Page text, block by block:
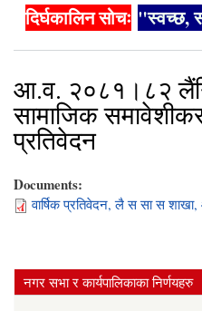
दिर्घकालिन सोचः "स्वच्छ,
आ.व. २०८१।८२
सामाजिक
प्रतिवेदन
Documents:
वार्षिक प्रतिवेदन, लै स सा स
नगर सभा र कार्यपालिकाका निर्णयहरु